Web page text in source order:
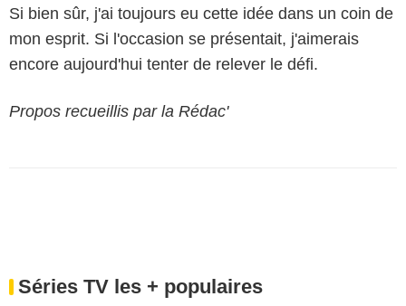
Si bien sûr, j'ai toujours eu cette idée dans un coin de
mon esprit. Si l'occasion se présentait, j'aimerais
encore aujourd'hui tenter de relever le défi.
Propos recueillis par la Rédac'
Séries TV les + populaires